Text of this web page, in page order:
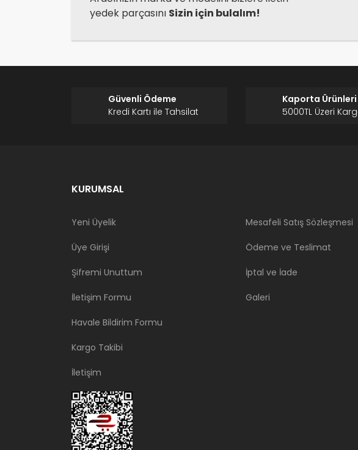
Bu ürüne benzer
yedek parçasını Sizin için bulalım!
Güvenli Ödeme
Kredi Kartı ile Tahsilat
Kaporta
5000TL Üzeri
KURUMSAL
Yeni Üyelik
Üye Girişi
Şifremi Unuttum
İletişim Formu
Havale Bildirim Formu
Kargo Takibi
İletişim
Mesafeli Satış Sözleşmesi
Ödeme ve Teslimat
İptal ve İade
Galeri